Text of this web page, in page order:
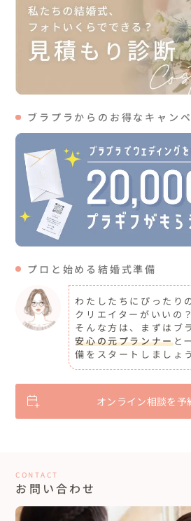
ブラプラからのお得なキャン
プロと始める結婚式準備
わたしたちにぴったり
クリエイターがいいの？
そんな方は、まずはブ
安心の元プランナーと
備をスタートしましょ
オンライン相談を予
CONTACT
お問い合わせ